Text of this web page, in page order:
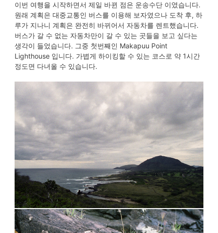
이번 여행을 시작하면서 제일 바뀐 점은 운송수단 이였습니다.
원래 계획은 대중교통인 버스를 이용해 보자였으나 도착 후, 하
루가 지나니 계획은 완전히 바뀌어서 자동차를 렌트했습니다.
버스가 갈 수 없는 자동차만이 갈 수 있는 곳들을 보고 싶다는
생각이 들었습니다. 그중 첫번째인 Makapuu Point
Lighthouse 입니다. 가볍게 하이킹할 수 있는 코스로 약 1시간
정도면 다녀올 수 있습니다.